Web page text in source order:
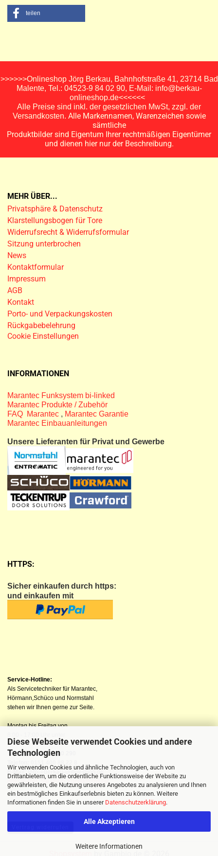
Diese Webseite verwendet Cookies und andere
Technologien
Wir verwenden Cookies und ähnliche Technologien, auch von
Drittanbietern, um die ordentliche Funktionsweise der Website zu
gewährleisten, die Nutzung unseres Angebotes zu analysieren und Ihnen
ein bestmögliches Einkaufserlebnis bieten zu können. Weitere
Informationen finden Sie in unserer Datenschutzerklärung.
Alle Akzeptieren
Weitere Informationen
teilen
>>>>>>Onlineshop Jörg Berkau, Bahnhofstraße 41, 23714 Bad
Malente, Tel.: 04523-9 84 02 90, E-Mail: info@berkau-
onlineshop.de<<<<<<
Alle Preise sind inkl. der gesetzlichen MwSt, zzgl. der
Versandkosten. Alle Markennamen, Warenzeichen sowie
sämtliche
Produktbilder sind Eigentum Ihrer rechtmäßigen Eigentümer
und dienen hier nur der Beschreibung.
MEHR ÜBER...
Privatsphäre & Datenschutz
Klarstellungsbogen für Tore
Widerrufsrecht & Widerrufsformular
Sitzung unterbrochen
News
Kontaktformular
Impressum
AGB
Kontakt
Porto- und Verpackungskosten
Rückgabebelehrung
Cookie Einstellungen
INFORMATIONEN
Marantec Funksystem bi-linked
Marantec Produkte / Zubehör
FAQ Marantec , Marantec Garantie
Marantec Einbauanleitungen
Unsere Lieferanten für Privat und Gewerbe
HTTPS:
Sicher einkaufen durch https:
und einkaufen mit
Service-Hotline:
Als Servicetechniker für Marantec,
Hörmann,Schüco und Normstahl
stehen wir Ihnen gerne zur Seite.
Montag bis Freitag von
Telefon: 04523 98 40 290
E-Mail: info@berkau-onlineshop.de
oder nutzen Sie unser Kontaktformular